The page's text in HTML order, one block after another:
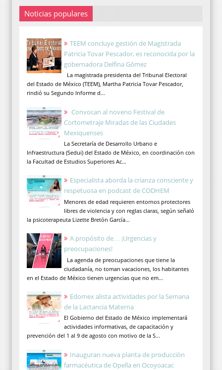
Noticias populares
TEEM concluye gestión de Magistrada
Patricia Tovar Pescador, es reconocida por la
gobernadora Delfina Gómez
La magistrada presidenta del Tribunal Electoral
del Estado de México (TEEM), Martha Patricia Tovar Pescador,
rindió su Segundo Informe d...
Convocan al noveno Festival de
Cortometraje Miradas de las Ciudades
Mexiquenses
La Secretaría de Desarrollo Urbano e
Infraestructura (Sedui) del Estado de México, en coordinación con
la Facultad de Estudios Superiores Ac...
Especialista aborda la crianza consciente y
respetuosa en podcast de CODHEM
Menores de edad requieren entornos protectores
libres de violencia y con reglas claras, según señaló
la psicoterapeuta Lizette Bretón García...
A propósito de… ¡Urgencias y
preocupaciones!
La agenda de preocupaciones que tiene la
ciudadanía, no toman vacaciones, los habitantes
en el Estado de México tienen urgencias que no em...
Edomex alista actividades por la Semana
de la Lactancia Materna
El Gobierno del Estado de México implementará
actividades informativas, de capacitación y
prevención del 1 al 9 de agosto con motivo de la S...
Inauguran nueva planta de producción
farmacéutica de Opella en Ocoyoacac